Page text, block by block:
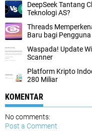
DeepSeek Tantang
Teknologi AS?
Threads
Baru bagi
Waspada! Update
Scanner
Platform Kripto
280 Miliar
KOMENTAR
No comments:
Post a Comment